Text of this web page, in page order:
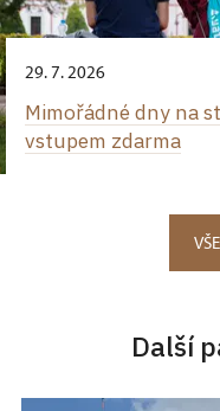
29. 7. 2026
Mimořádné dny na
vstupem zdarma
Další